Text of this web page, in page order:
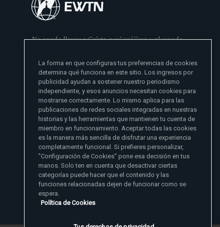
No puedo llevar a Cristo a mi prójimo y al mundo
- Madre Angelica
Sitios de noticias EWTN
Aci Prensa
ChurchPOP
Afiliados
English
España
Polska
Magyar
Más información
Madre Angelica
Sala de Prensa
Contacto
1-800-447-3986
La forma en que configuras tus preferencias de cookies
determina qué funciona en este sitio. Los ingresos por
publicidad ayudan a sostener nuestro periodismo
independiente, y esos anuncios necesitan cookies para
mostrarse correctamente. Lo mismo aplica para las
publicaciones de redes sociales integradas en nuestras
historias y las herramientas que mantienen tu cuenta de
miembro en funcionamiento. Aceptar todas las cookies
es la manera más sencilla de disfrutar una experiencia
completamente funcional. Si prefieres personalizar,
"Configuración de Cookies" pone esa decisión en tus
manos. Solo ten en cuenta que desactivar ciertas
categorías puede hacer que el contenido y las
funciones relacionadas dejen de funcionar como se
espera.
Política de Cookies